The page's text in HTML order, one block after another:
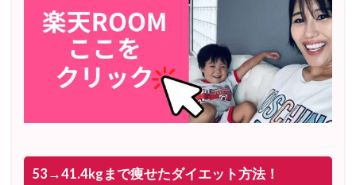
53→41.4kgまで痩せたダイエット方法！